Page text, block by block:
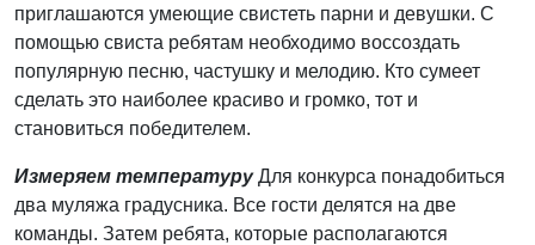
приглашаются умеющие свистеть парни и девушки. С
помощью свиста ребятам необходимо воссоздать
популярную песню, частушку и мелодию. Кто сумеет
сделать это наиболее красиво и громко, тот и
становиться победителем.
Измеряем температуруДля конкурса понадобиться
два муляжа градусника. Все гости делятся на две
команды. Затем ребята, которые располагаются